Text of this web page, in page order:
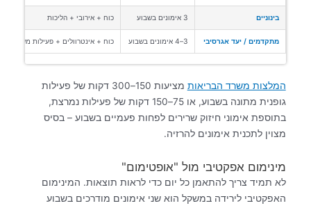
בינוניים 3 אימונים בשבוע כוח + אירובי + הליכות
מתקדמים / יעד אגרסיבי 3–4 אימונים בשבוע כוח + אינטרוולים + פעילות משלימה
המלצות משרד הבריאות
מציעות 150–300 דקות של פעילות
גופנית מתונה בשבוע, או 75–150 דקות של פעילות נמרצת,
בתוספת אימוני חיזוק שרירים לפחות פעמיים בשבוע – בסיס
מצוין לתכנית אימונים להרזיה.
מינימום אפקטיבי מול "אופטימום"
לא תמיד צריך להתאמן כל יום כדי לראות תוצאות. המינימום
האפקטיבי לירידה במשקל הוא שני אימונים מודרכים בשבוע